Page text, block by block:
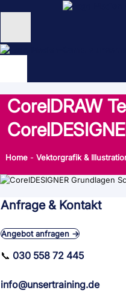
Inhalt
Unternehmen
NEU: KI Schulungen
unsertraining Blog
CorelDRAW
Home - Vektorgrafik &
Anfrage & Kontakt
Angebot anfragen →
📞 030 558 72 445
info@unsertraining.de